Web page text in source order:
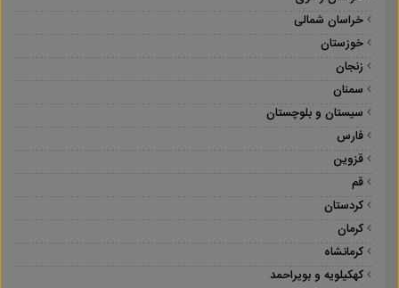
خراسان شمالی
خوزستان
زنجان
سمنان
سیستان و بلوچستان
فارس
قزوین
قم
کردستان
کرمان
کرمانشاه
کهکیلویه و بویراحمد